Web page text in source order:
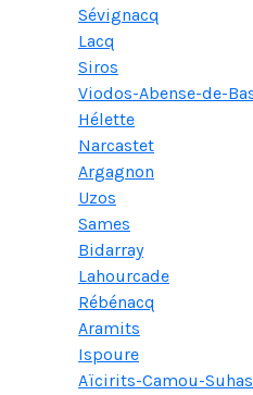
Sévignacq
Lacq
Siros
Viodos-Abense-de-
Hélette
Narcastet
Argagnon
Uzos
Sames
Bidarray
Lahourcade
Rébénacq
Aramits
Ispoure
Aïcirits-Camou-